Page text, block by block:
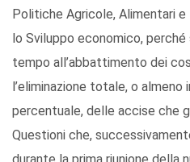
Politiche Agricole, Alimentari
lo Sviluppo economico,
tempo all’abbattimento dei
l’eliminazione totale, o almeno
percentuale, delle accise che
Questioni che,